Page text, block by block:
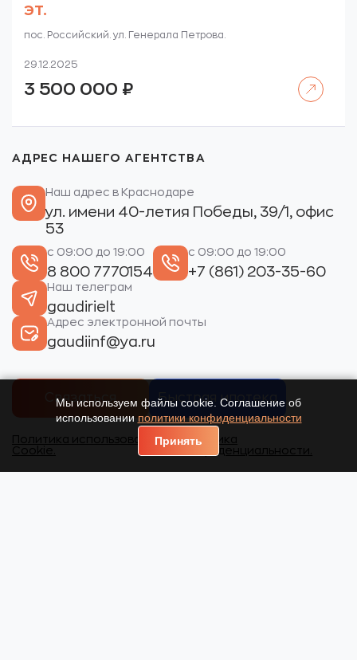
эт.
пос. Российский. ул. Генерала Петрова.
29.12.2025
3 500 000 ₽
АДРЕС НАШЕГО АГЕНТСТВА
Наш адрес в Краснодаре
ул. имени 40-летия Победы, 39/1, офис
53
с 09:00 до 19:00
8 800 7770154
с 09:00 до 19:00
+7 (861) 203-35-60
Наш телеграм
gaudirielt
Адрес электронной почты
gaudiinf@ya.ru
Связаться Быстрая ипотека
Политика использования
Cookie.
Политика
конфиденциальности.
Мы используем файлы cookie. Соглашение об
использовании политики конфиденциальности
Принять